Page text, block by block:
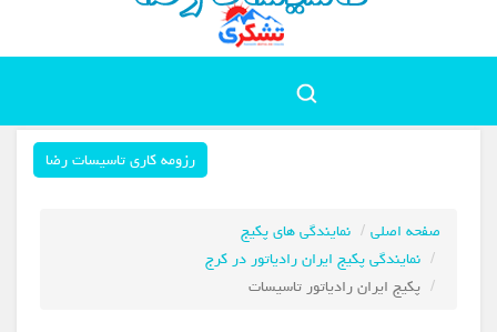
رزومه کاری تاسیسات رضا
صفحه اصلی
نمایندگی های پکیج
نمایندگی پکیج ایران رادیاتور در کرج
پکیج ایران رادیاتور تاسیسات